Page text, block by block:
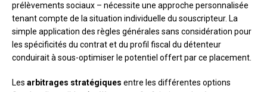
prélèvements sociaux – nécessite une approche personnalisée
tenant compte de la situation individuelle du souscripteur. La
simple application des règles générales sans considération pour
les spécificités du contrat et du profil fiscal du détenteur
conduirait à sous-optimiser le potentiel offert par ce placement.
Les arbitrages stratégiques entre les différentes options